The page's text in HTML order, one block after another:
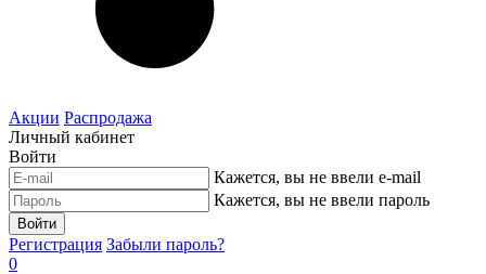
Акции Распродажа
Личный кабинет
Войти
Кажется, вы не ввели e-mail
Кажется, вы не ввели пароль
Войти
Регистрация Забыли пароль?
0